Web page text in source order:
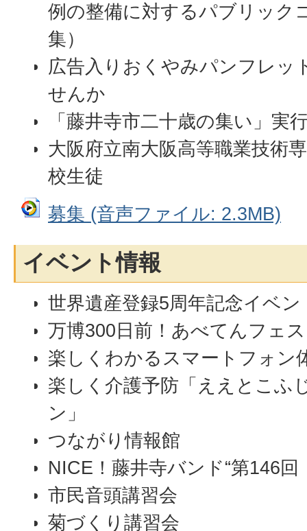
例の整備に対するパブリック
集）
広告入りおくやみパンフレッ
せんか
「藤井寺市二十歳の集い」実
大阪府立南大阪高等職業技術
校生徒
募集 (音声ファイル: 2.3MB)
イベント情報
世界遺産登録5周年記念イベン
万博300日前！あべてんフェス
楽しくわかるスマートフォン
楽しく介護予防「ええとこふ
ン」
つながり情報館
NICE！藤井寺バンド“第146
市民音頭講習会
菊づくり講習会